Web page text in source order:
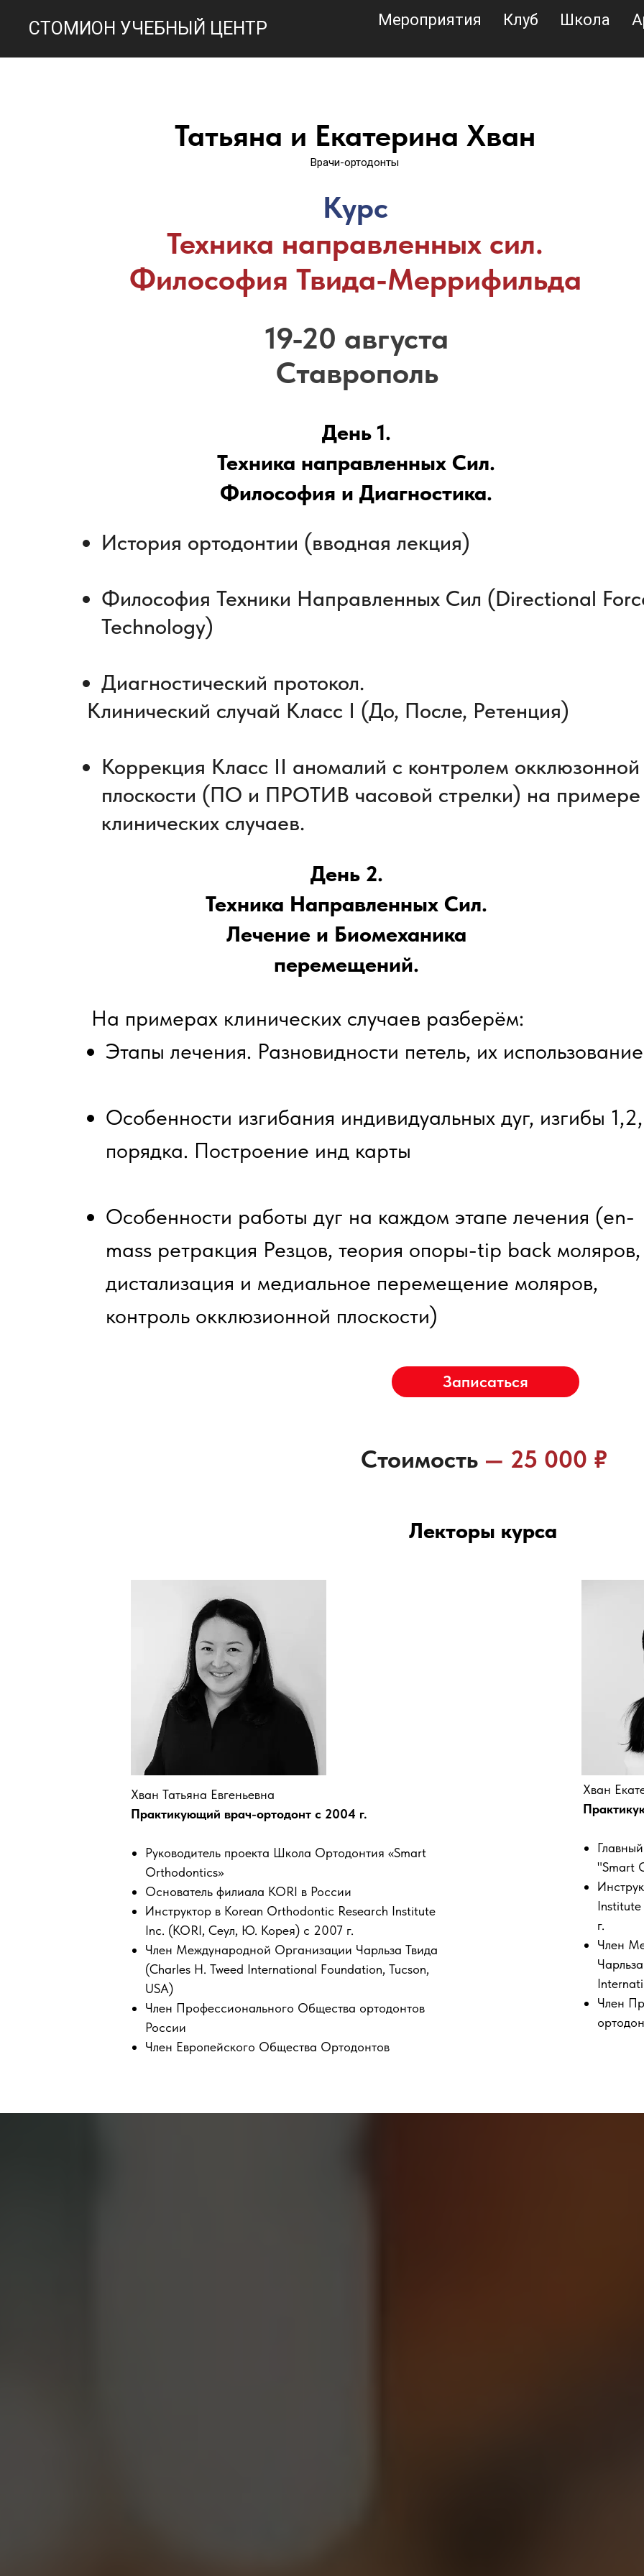
СТОМИОН УЧЕБНЫЙ ЦЕНТР Мероприятия Клуб Школа
19-20 августа
Ставрополь
История ортодонтии (вводная лекция)
Философия Техники Направленных Сил (Directional
Technology)
Диагностический протокол.
Клинический случай Класс I (До, После, Ретенция)
Коррекция Класс II аномалий с контролем окклюзонной
плоскости (ПО и ПРОТИВ часовой стрелки) на примере
клинических случаев.
Записаться
Татьяна и Екатерина Хван
Курс
Техника направленных сил.
Философия Твида-Меррифильда
Стоимость — 25 000 ₽
Врачи-ортодонты
День 1.
Техника направленных Сил.
Философия и Диагностика.
День 2.
Техника Направленных Сил.
Лечение и Биомеханика
перемещений.
На примерах клинических случаев разберём:
Этапы лечения. Разновидности петель, их использование
Особенности изгибания индивидуальных дуг, изгибы
порядка. Построение инд карты
Особенности работы дуг на каждом этапе лечения (en-
mass ретракция Резцов, теория опоры-tip back моляров,
дистализация и медиальное перемещение моляров,
контроль окклюзионной плоскости)
Хван Татьяна Евгеньевна
Практикующий врач-ортодонт с 2004 г.
Руководитель проекта Школа Ортодонтия «Smart
Orthodontics»
Основатель филиала KORI в России
Инструктор в Korean Orthodontic Research Institute
Inc. (KORI, Сеул, Ю. Корея) с 2007 г.
Член Международной Организации Чарльза Твида
(Charles H. Tweed International Foundation, Tucson,
USA)
Член Профессионального Общества ортодонтов
России
Член Европейского Общества Ортодонтов
Лекторы курса
Хван
"Smart
г.
Член
Член